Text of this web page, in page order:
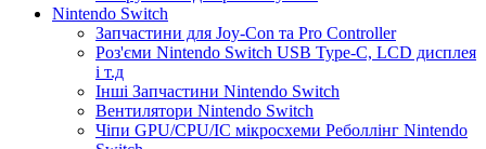
Nintendo Switch
Запчастини для Joy-Con та Pro Controller
Роз'єми Nintendo Switch USB Type-C, LCD дисплея
і т.д
Інші Запчастини Nintendo Switch
Вентилятори Nintendo Switch
Чіпи GPU/CPU/IC мікросхеми Реболлінг Nintendo